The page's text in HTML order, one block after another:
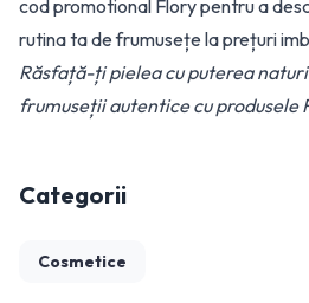
cod promotional Flory pentru a
rutina ta de frumusețe la prețuri
Răsfață-ți pielea cu puterea
frumuseții autentice cu produsele
Categorii
Cosmetice